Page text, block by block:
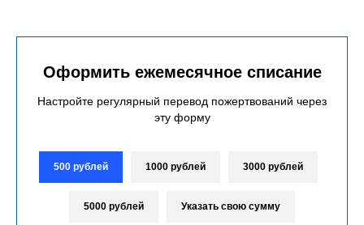
Оформить ежемесячное списание
Настройте регулярный перевод пожертвований через
эту форму
500 рублей 1000 рублей 3000 рублей
5000 рублей Указать свою сумму